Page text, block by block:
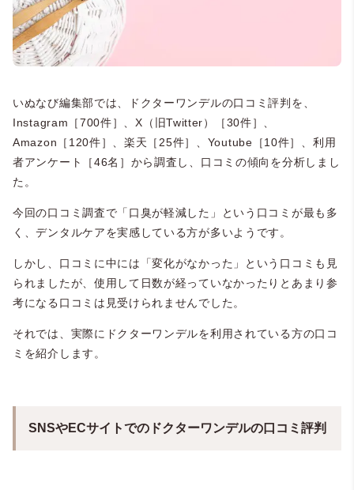
いぬなび編集部では、ドクターワンデルの口コミ評判を、
Instagram［700件］、X（旧Twitter）［30件］、
Amazon［120件］、楽天［25件］、Youtube［10件］、利用
者アンケート［46名］から調査し、口コミの傾向を分析しまし
た。
今回の口コミ調査で「口臭が軽減した」という口コミが最も多
く、デンタルケアを実感している方が多いようです。
しかし、口コミに中には「変化がなかった」という口コミも見
られましたが、使用して日数が経っていなかったりとあまり参
考になる口コミは見受けられませんでした。
それでは、実際にドクターワンデルを利用されている方の口コ
ミを紹介します。
SNSやECサイトでのドクターワンデルの口コミ評判